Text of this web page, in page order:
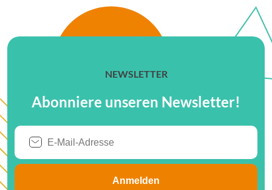
NEWSLETTER
Abonniere unseren Newsletter!